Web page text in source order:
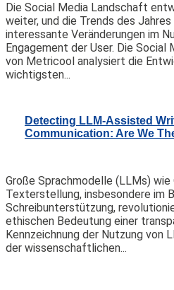
Die Social Media Landschaft
weiter, und die Trends des
interessante Veränderungen im
Engagement der User. Die Social
von Metricool analysiert die
wichtigsten...
Detecting LLM-Assisted
Communication: Are We
Große Sprachmodelle (LLMs) wie
Texterstellung, insbesondere im
Schreibunterstützung,
ethischen Bedeutung einer
Kennzeichnung der Nutzung von
der wissenschaftlichen...